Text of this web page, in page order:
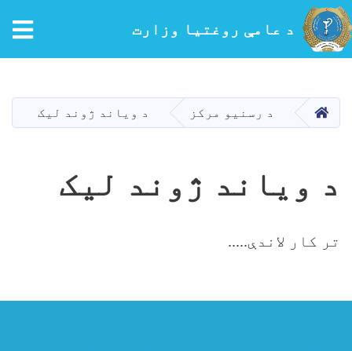
دانګل
د عامې روغتیا وزارت
کور د رسنیو مرکز د ویاند ژوند لیک
د ویاند ژوند لیک
تر کار لاندې.....